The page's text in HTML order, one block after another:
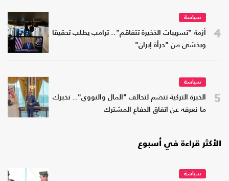
4
سياسة
أزمة "تسريبات الذخيرة تتفاقم".. ترامب يطلب تحقيقا
ويخشى من "جرأة إيران"
5
سياسة
الخبرة التركية تنضم لتحالف "المال والنووي".. نخبرك
ما نعرفه عن اتفاق الدفاع المشترك
الأكثر قراءة في أسبوع
سياسة